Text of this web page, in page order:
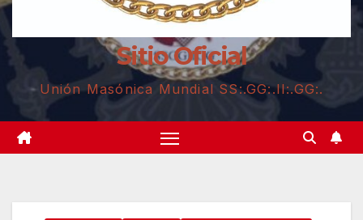
Sitio Oficial
Unión Masónica Mundial SS:.GG:.II:.GG:.